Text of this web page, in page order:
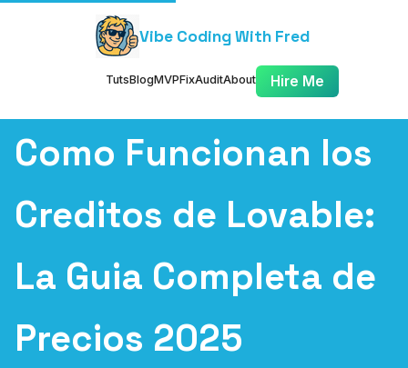
Vibe Coding With Fred
TutsBlogMVPFixAuditAbout Hire Me
Como Funcionan los
Creditos de Lovable:
La Guia Completa de
Precios 2025